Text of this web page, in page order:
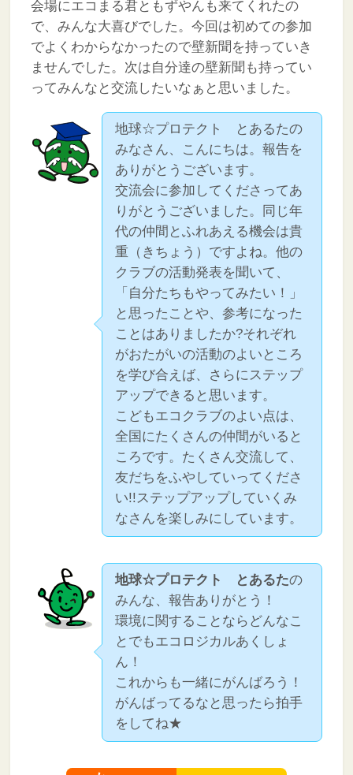
会場にエコまる君ともずやんも来てくれたの
で、みんな大喜びでした。今回は初めての参加
でよくわからなかったので壁新聞を持っていき
ませんでした。次は自分達の壁新聞も持ってい
ってみんなと交流したいなぁと思いました。
地球☆プロテクト とあるたの
みなさん、こんにちは。報告を
ありがとうございます。
交流会に参加してくださってあ
りがとうございました。同じ年
代の仲間とふれあえる機会は貴
重（きちょう）ですよね。他の
クラブの活動発表を聞いて、
「自分たちもやってみたい！」
と思ったことや、参考になった
ことはありましたか?それぞれ
がおたがいの活動のよいところ
を学び合えば、さらにステップ
アップできると思います。
こどもエコクラブのよい点は、
全国にたくさんの仲間がいると
ころです。たくさん交流して、
友だちをふやしていってくださ
い!!ステップアップしていくみ
なさんを楽しみにしています。
地球☆プロテクト とあるたの
みんな、報告ありがとう！
環境に関することならどんなこ
とでもエコロジカルあくしょ
ん！
これからも一緒にがんばろう！
がんばってるなと思ったら拍手
をしてね★